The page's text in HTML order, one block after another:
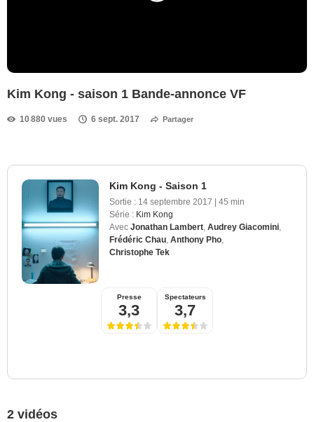
Kim Kong - saison 1 Bande-annonce VF
10 880 vues 6 sept. 2017 Partager
Kim Kong - Saison 1
Sortie : 14 septembre 2017 | 45 min
Série : Kim Kong
Avec Jonathan Lambert Audrey Giacomini
Frédéric Chau Anthony Pho
Christophe Tek
Presse
3,3
Spectateurs
3,7
2 vidéos